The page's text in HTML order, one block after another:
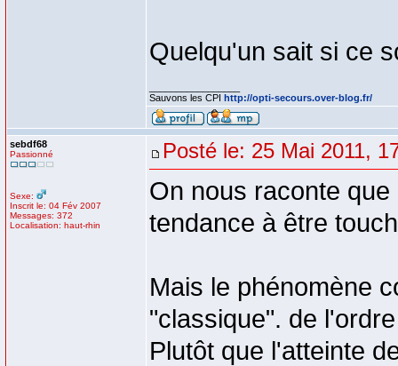
Quelqu'un sait si ce
Sauvons les CPI http://opti-secours.over-blog.fr/
sebdf68
Passionné
Sexe:
Inscrit le: 04 Fév 2007
Messages: 372
Localisation: haut-rhin
Posté le: 25 Mai 2011,
On nous raconte
tendance à être
Mais le phénomène
"classique". de
Plutôt que l'atteinte